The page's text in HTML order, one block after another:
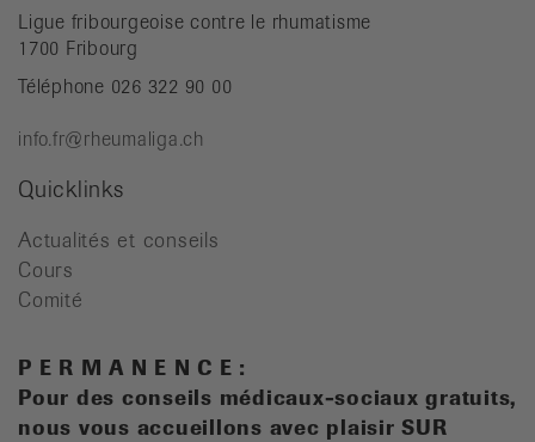
Ligue fribourgeoise contre le rhumatisme
1700 Fribourg
Téléphone 026 322 90 00
info.fr@rheumaliga.ch
Quicklinks
Actualités et conseils
Cours
Comité
P E R M A N E N C E :
Pour des conseils médicaux-sociaux gratuits,
nous vous accueillons avec plaisir SUR